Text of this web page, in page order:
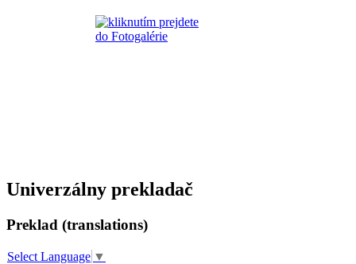
Univerzálny prekladač
Preklad (translations)
Select Language ▼